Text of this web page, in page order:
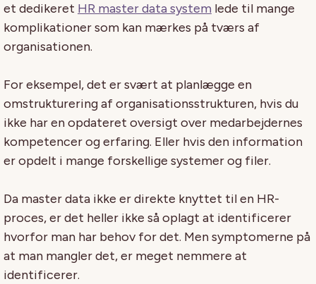
et dedikeret HR master data system lede til mange
komplikationer som kan mærkes på tværs af
organisationen.
For eksempel, det er svært at planlægge en
omstrukturering af organisationsstrukturen, hvis du
ikke har en opdateret oversigt over medarbejdernes
kompetencer og erfaring. Eller hvis den information
er opdelt i mange forskellige systemer og filer.
Da master data ikke er direkte knyttet til en HR-
proces, er det heller ikke så oplagt at identificerer
hvorfor man har behov for det. Men symptomerne på
at man mangler det, er meget nemmere at
identificerer.